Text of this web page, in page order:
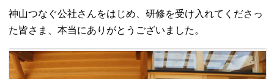
神山つなぐ公社さんをはじめ、研修を受け入れてくださっ
た皆さま、本当にありがとうございました。